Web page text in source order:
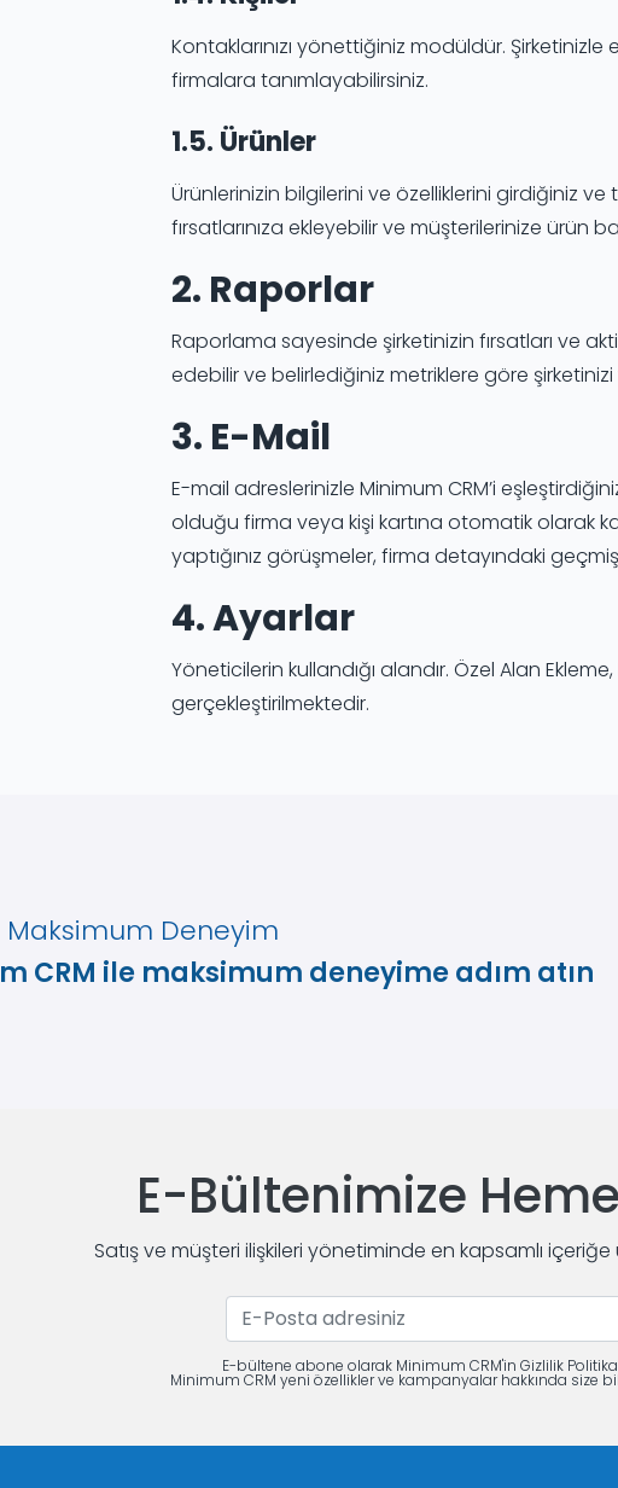
Kontaklarınızı yönettiğiniz modüldür.
firmalara tanımlayabilirsiniz.
1.5. Ürünler
Ürünlerinizin bilgilerini ve özelliklerini girdiğiniz
fırsatlarınıza ekleyebilir ve müşterilerinize ürün
2. Raporlar
Raporlama sayesinde şirketinizin fırsatları ve
edebilir ve belirlediğiniz metriklere göre
3. E-Mail
E-mail adreslerinizle Minimum CRM’i
olduğu firma veya kişi kartına otomatik olarak
yaptığınız görüşmeler, firma detayındaki
4. Ayarlar
Yöneticilerin kullandığı alandır. Özel Alan
gerçekleştirilmektedir.
Maksimum Deneyim
CRM ile maksimum deneyime adım atın
E-Bültenimize
Satış ve müşteri ilişkileri yönetiminde en kapsamlı
E-bültene abone olarak Minimum CRM'in Gizlilik
Minimum CRM yeni özellikler ve kampanyalar hakkında size